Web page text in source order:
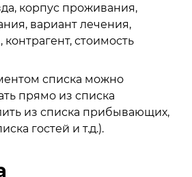
корпус проживания,
вариант лечения,
стоимость
списка можно
прямо из списка
из списка прибывающих,
гостей и т.д.).